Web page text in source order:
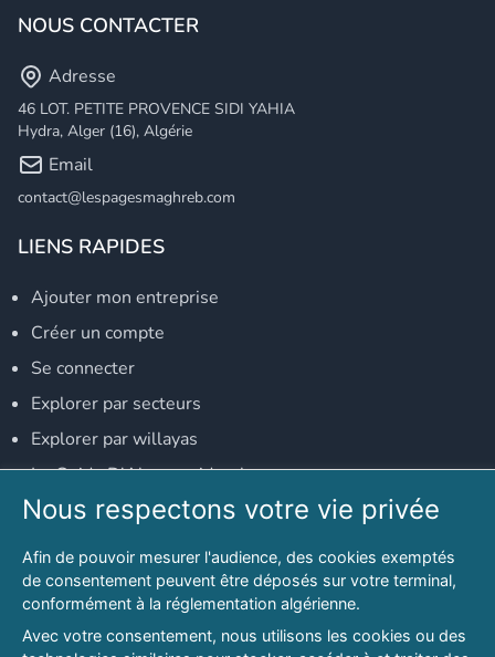
NOUS CONTACTER
Adresse
46 LOT. PETITE PROVENCE SIDI YAHIA
Hydra, Alger (16), Algérie
Email
contact@lespagesmaghreb.com
LIENS RAPIDES
Ajouter mon entreprise
Créer un compte
Se connecter
Explorer par secteurs
Explorer par willayas
Le Guide D'Alger, guide-alger.com
NOS RÉSEAUX SOCIAUX
Notre page Facebook
Notre page LinkedIn
Notre page Instagram
Nous respectons votre vie privée
Afin de pouvoir mesurer l'audience, des cookies exemptés
de consentement peuvent être déposés sur votre terminal,
conformément à la réglementation algérienne.
Avec votre consentement, nous utilisons les cookies ou des